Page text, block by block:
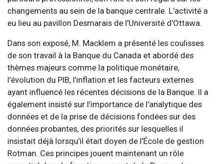
changements au sein de la banque centrale. L’activité a
eu lieu au pavillon Desmarais de l’Université d’Ottawa.
Dans son exposé, M. Macklem a présenté les coulisses
de son travail à la Banque du Canada et abordé des
thèmes majeurs comme la politique monétaire,
l’évolution du PIB, l’inflation et les facteurs externes
ayant influencé les récentes décisions de la Banque. Il a
également insisté sur l’importance de l’analytique des
données et de la prise de décisions fondées sur des
données probantes, des priorités sur lesquelles il
insistait déjà lorsqu’il était doyen de l’École de gestion
Rotman. Ces principes jouent maintenant un rôle